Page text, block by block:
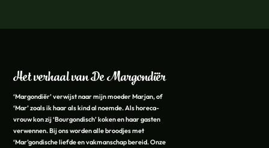
Het verhaal van De Margondiër
‘Margondiër’ verwijst naar mijn moeder Marjan, of
‘Mar’ zoals ik haar als kind al noemde. Als horeca-
vrouw kon zij ‘Bourgondisch’ koken en haar gasten
verwennen. Bij ons worden alle broodjes met
‘Mar’gondische liefde en vakmanschap bereid. Onze